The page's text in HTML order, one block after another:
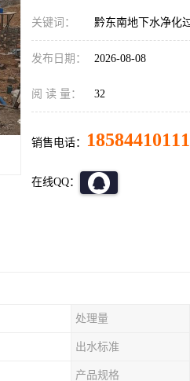
关键词： 黔东南地下水净化
发布日期： 2026-08-08
阅 读 量： 32
销售电话： 18584410111
在线QQ：
处理量
出水标准
产品规格